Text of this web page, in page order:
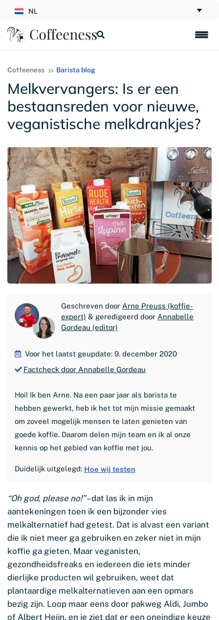
NL
Coffeeness Barista blog
Melkvervangers: Is er een
bestaansreden voor nieuwe,
veganistische melkdrankjes?
Geschreven door Arne Preuss (koffie-
expert) & geredigeerd door Annabelle
Gordeau (editor)
Voor het laatst geupdate: 9. december 2020
Factcheck door Annabelle Gordeau
Hoi! Ik ben Arne. Na een paar jaar als barista te
hebben gewerkt, heb ik het tot mijn missie gemaakt
om zoveel mogelijk mensen te laten genieten van
goede koffie. Daarom delen mijn team en ik al onze
kennis op het gebied van koffie met jou.
Duidelijk uitgelegd: Hoe wij testen
“Oh god, please no!”– dat las ik in mijn
aantekeningen toen ik een bijzonder vies
melkalternatief had getest. Dat is alvast een variant
die ik niet meer ga gebruiken en zeker niet in mijn
koffie ga gieten. Maar veganisten,
gezondheidsfreaks en iedereen die iets minder
dierlijke producten wil gebruiken, weet dat
plantaardige melkalternatieven aan een opmars
bezig zijn. Loop maar eens door pakweg Aldi, Jumbo
of Albert Heijn, en je ziet dat er een oneindige keuze